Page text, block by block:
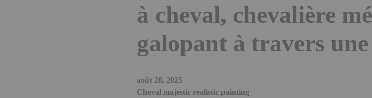
à cheval, chevalière
galopant à travers
août 28, 2025
Cheval majestic realistic painting